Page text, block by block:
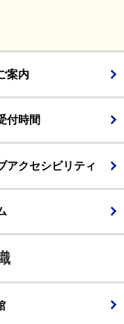
案内
付時間
アクセシビリティ